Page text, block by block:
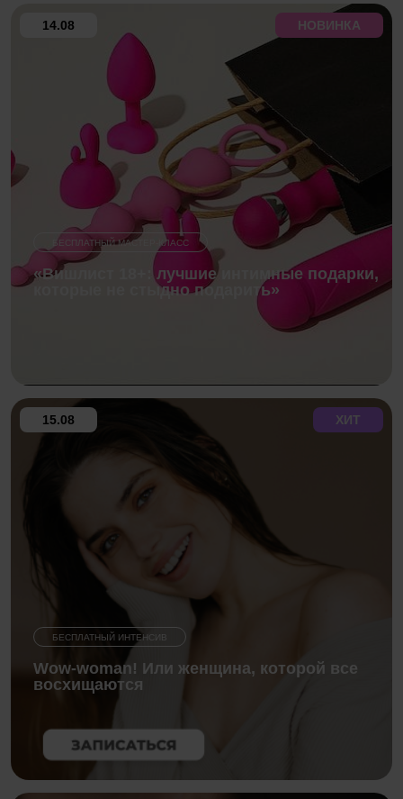
БЕСПЛАТНЫЙ МАСТЕР-КЛАСС
«Вишлист 18+: лучшие интимные подарки,
которые не стыдно подарить»
НОВИНКА
14.08
БЕСПЛАТНЫЙ ИНТЕНСИВ
Wow-woman! Или женщина, которой все
восхищаются
ХИТ
15.08